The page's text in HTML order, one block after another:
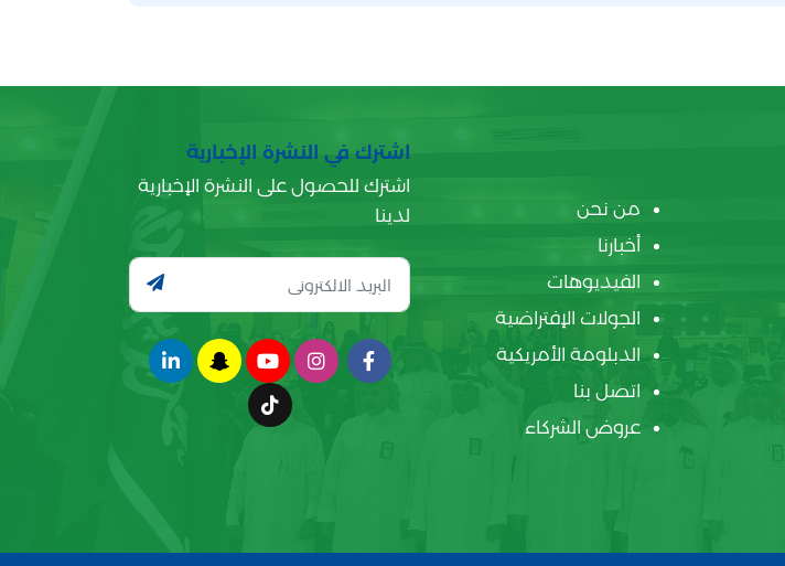
من نحن
أخبارنا
الفيديوهات
الجولات الإفتراضية
الدبلومة الأمريكية
اتصل بنا
عروض الشركاء
اشترك في النشرة الإخبارية
اشترك للحصول على النشرة الإخبارية
لدينا